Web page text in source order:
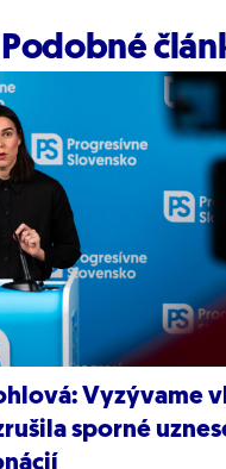
Podobné
Vyzývame
sporné